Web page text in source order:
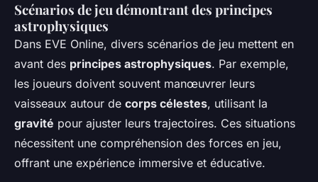
Scénarios de jeu démontrant des principes
astrophysiques
Dans EVE Online, divers scénarios de jeu mettent en
avant des principes astrophysiques. Par exemple,
les joueurs doivent souvent manœuvrer leurs
vaisseaux autour de corps célestes, utilisant la
gravité pour ajuster leurs trajectoires. Ces situations
nécessitent une compréhension des forces en jeu,
offrant une expérience immersive et éducative.